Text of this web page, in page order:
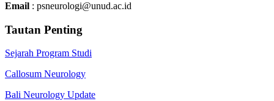
Email : psneurologi@unud.ac.id
Tautan Penting
Sejarah Program Studi
Callosum Neurology
Bali Neurology Update